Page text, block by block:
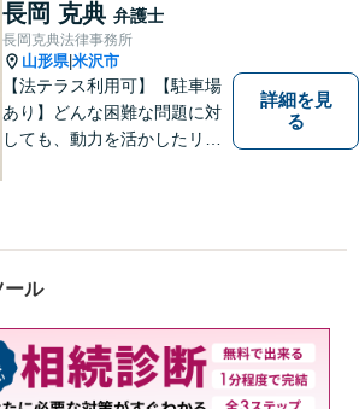
長岡 克典 弁護士
長岡克典法律事務所
山形県|米沢市
【法テラス利用可】【駐車場
あり】どんな困難な問題に対
しても、動力を活かしたリー
るよう努力することで早期解
相談ください。
詳細を見
る
ール